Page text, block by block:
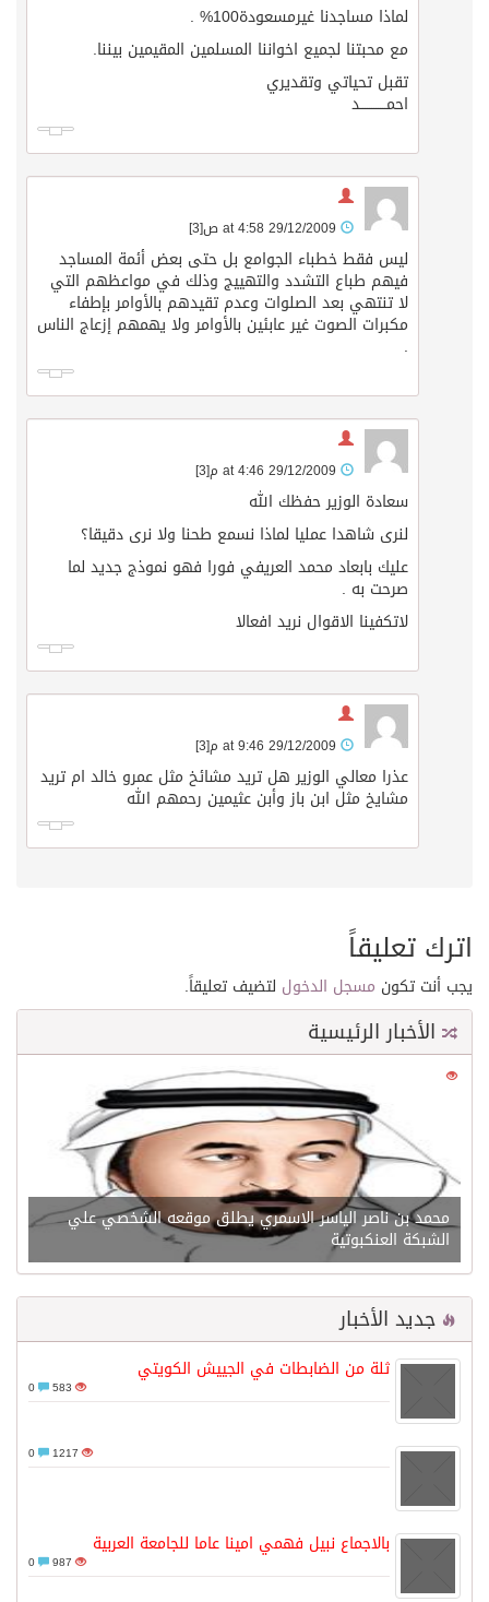
لماذا مساجدنا غيرمسعودة100% .
مع محبتنا لجميع اخواننا المسلمين المقيمين بيننا.
تقبل تحياتي وتقديري
احمــــــــــــد
[3]
ليس فقط خطباء الجوامع بل حتى بعض أئمة المساجد
فيهم طباع التشدد والتهييج وذلك في مواعظهم التي
لا تنتهي بعد الصلوات وعدم تقيدهم بالأوامر بإطفاء
مكبرات الصوت غير عابئين بالأوامر ولا يهمهم إزعاج الناس
.
[3]
سعادة الوزير حفظك الله
لنرى شاهدا عمليا لماذا نسمع طحنا ولا نرى دقيقا؟
عليك بابعاد محمد العريفي فورا فهو نموذج جديد لما
صرحت به .
لاتكفينا الاقوال نريد افعالا
[3]
عذرا معالي الوزير هل تريد مشائخ مثل عمرو خالد ام تريد
مشايخ مثل ابن باز وأبن عثيمين رحمهم الله
اترك تعليقاً
يجب أنت تكون مسجل الدخول لتضيف تعليقاً.
الأخبار الرئيسية
21559
محمد بن ناصر الياسر الاسمري يطلق موقعه الشخصي علي
الشبكة العنكبوتية
جديد الأخبار
ثلة من الضابطات في الجييش الكويتي
583
1217
بالاجماع نبيل فهمي امينا عاما للجامعة العربية
987